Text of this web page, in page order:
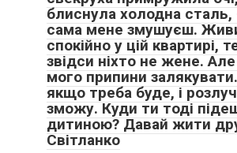
блиснула холодна
сама мене змушуєш.
спокійно у цій квартирі,
звідси ніхто не жене.
мого припини
якщо треба буде, і
зможу. Куди ти тоді
дитиною? Давай жити
Світланко